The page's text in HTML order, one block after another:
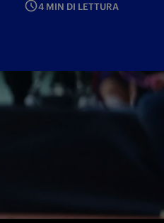
4 MIN DI LETTURA